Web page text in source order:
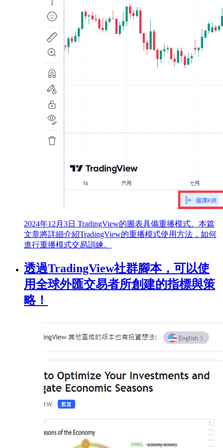
2024年12月3日 TradingView的圖表具備重播模式。本篇
文章將詳細介紹TradingView的重播模式使用方法，如何
進行重播模式交易訓練。
透過TradingView社群腳本，可以使
用全球外匯交易者所創建的指標與策
略！